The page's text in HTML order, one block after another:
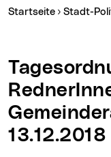
Sie sind hier:
Startseite Stadt-
Tagesordnung und